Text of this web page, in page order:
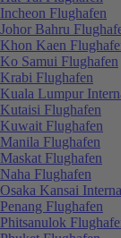
Incheon Flughafen
Johor Bahru
Khon Kaen
Ko Samui Flughafen
Krabi Flughafen
Kuala Lumpur
Kutaisi Flughafen
Kuwait Flughafen
Manila Flughafen
Maskat Flughafen
Naha Flughafen
Osaka Kansai
Penang Flughafen
Phitsanulok